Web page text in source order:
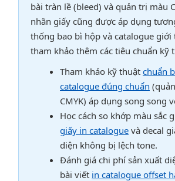
bài tràn lề (bleed) và quản trị màu
nhãn giấy cũng được áp dụng
thống bao bì hộp và catalogue giới
tham khảo thêm các tiêu chuẩn kỹ
Tham khảo kỹ thuật chuẩn
catalogue đúng chuẩn
CMYK) áp dụng song song
Học cách so khớp màu sắc
giấy in catalogue và decal
diện không bị lệch tone.
Đánh giá chi phí sản xuất
bài viết in catalogue offset